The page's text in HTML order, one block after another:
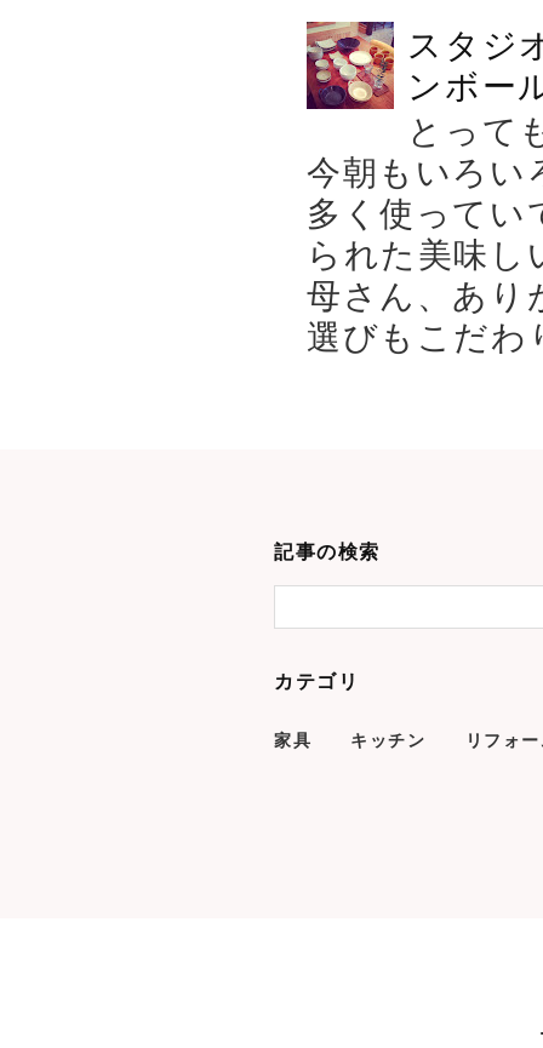
スタジ
ンボー
とって
今朝もいろい
多く使ってい
られた美味
母さん、あり
選びもこだ
記事の検索
カテゴリ
家具 キッチン リフォ